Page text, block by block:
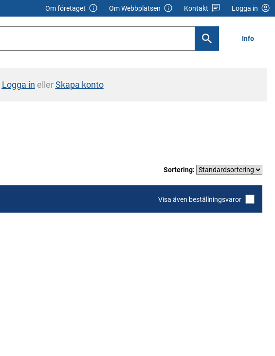
Om företaget Om Webbplatsen Kontakt Logga in
Info
Logga in ellerSkapa konto
Sortering:
Visa även beställningsvaror